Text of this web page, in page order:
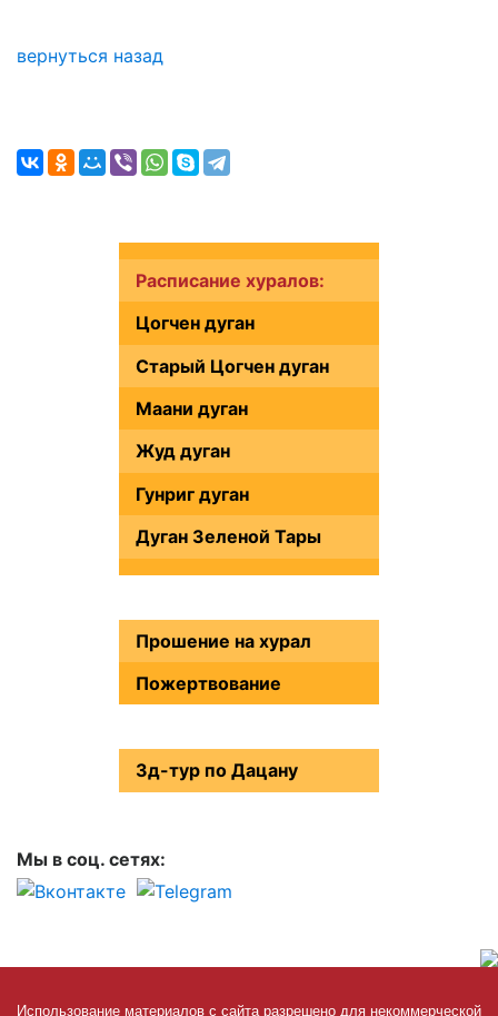
вернуться назад
Расписание хуралов:
Цогчен дуган
Старый Цогчен дуган
Маани дуган
Жуд дуган
Гунриг дуган
Дуган Зеленой Тары
Прошение на хурал
Пожертвование
3д-тур по Дацану
Мы в соц. сетях:
Использование материалов с сайта разрешено для некоммерческой